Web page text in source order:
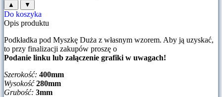
▲ ▼
Do koszyka
Opis produktu
Podkładka pod Myszkę Duża z własnym wzorem. Aby ją uzyskać,
to przy finalizacji zakupów proszę o
Podanie linku lub załączenie grafiki w uwagach!
Szerokość: 400mm
Wysokość280mm
Grubość: 3mm